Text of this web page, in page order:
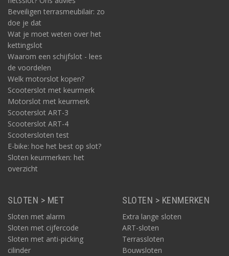
Beveiligen terrasmeubilair: zo
doe je dat
Wat je moet weten over het
kettingslot
Waarom een schijfslot - lees
de voordelen
Welk motorslot kopen?
Scooterslot met keurmerk
Motorslot met keurmerk
Scooterslot ART-3
Scooterslot ART-4
Scootersloten test
E-bike: hoe het best op slot?
Sloten keurmerken: het
overzicht
SLOTEN > MET
Sloten met alarm
Sloten met cijfercode
Sloten met anti-picking
cilinder
SLOTEN > KENMERKEN
Extra lange sloten
ART-sloten
Terrassloten
Bouwsloten